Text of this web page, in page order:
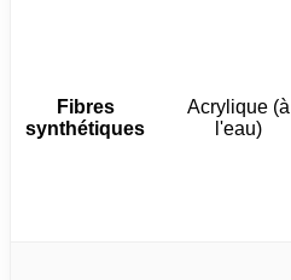
Fibres
synthétiques
Acrylique (à
l'eau)